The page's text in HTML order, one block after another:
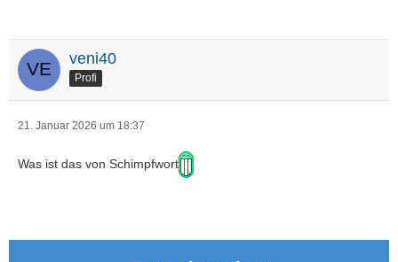
veni40
Profi
21. Januar 2026 um 18:37
Was ist das von Schimpfwort